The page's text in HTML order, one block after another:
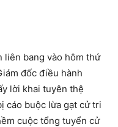
liên bang vào hôm thứ
đốc điều hành
lời khai tuyên thệ
cáo buộc lừa gạt cử tri
cuộc tổng tuyển cử